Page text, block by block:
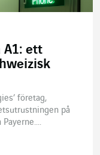
A1: ett
företag,
på